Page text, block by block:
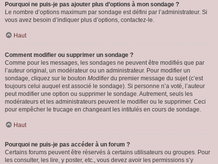
Pourquoi ne puis-je pas ajouter plus d’options à mon sondage ?
Le nombre d’options maximum par sondage est défini par l’administrateur. Si
vous avez besoin d’indiquer plus d’options, contactez-le.
Haut
Comment modifier ou supprimer un sondage ?
Comme pour les messages, les sondages ne peuvent être modifiés que par
l’auteur original, un modérateur ou un administrateur. Pour modifier un
sondage, cliquez sur le bouton Modifierdu premier message du sujet (c’est
toujours celui auquel est associé le sondage). Si personne n’a voté, l’auteur
peut modifier une option ou supprimer le sondage. Autrement, seuls les
modérateurs et les administrateurs peuvent le modifier ou le supprimer. Ceci
pour empêcher le trucage en changeant les intitulés en cours de sondage.
Haut
Pourquoi ne puis-je pas accéder à un forum ?
Certains forums peuvent être réservés à certains utilisateurs ou groupes. Pour
les consulter, les lire, y poster, etc., vous devez avoir les permissions s’y